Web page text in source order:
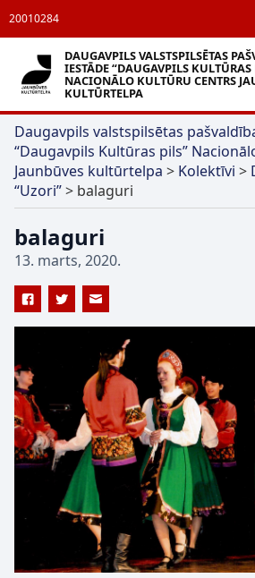
20010284
DAUGAVPILS VALSTSPILSĒTAS
IESTĀDE “DAUGAVPILS KULTŪRAS
NACIONĀLO KULTŪRU CENTRS
KULTŪRTELPA
Daugavpils valstspilsētas
“Daugavpils Kultūras pils”
Jaunbūves kultūrtelpa > Kolektīvi >
“Uzori”> balaguri
balaguri
13. marts, 2020.